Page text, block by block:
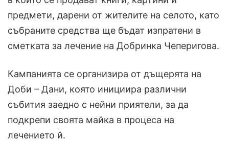
предмети, дарени от жителите на селото, като
събраните средства ще бъдат изпратени в
сметката за лечение на Добринка Чеперигова.
Кампанията се организира от дъщерята на
Доби – Дани, която инициира различни
събития заедно с нейни приятели, за да
подкрепи своята майка в процеса на
лечението й.